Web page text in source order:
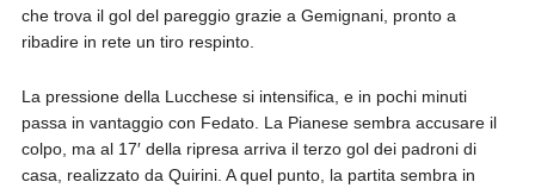
che trova il gol del pareggio grazie a Gemignani, pronto a
ribadire in rete un tiro respinto.
La pressione della Lucchese si intensifica, e in pochi minuti
passa in vantaggio con Fedato. La Pianese sembra accusare il
colpo, ma al 17′ della ripresa arriva il terzo gol dei padroni di
casa, realizzato da Quirini. A quel punto, la partita sembra in